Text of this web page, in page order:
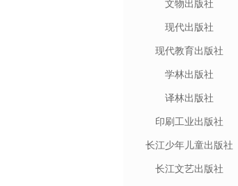
文物出版社
现代出版社
现代教育出版社
学林出版社
译林出版社
印刷工业出版社
长江少年儿童出版社
长江文艺出版社